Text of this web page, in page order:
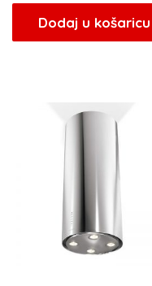
Dodaj u košaricu